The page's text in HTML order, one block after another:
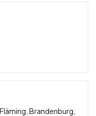
Brandenburg,